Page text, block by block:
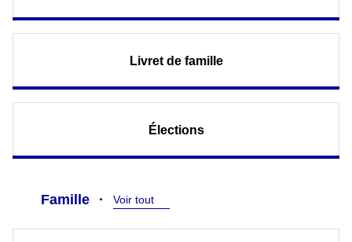
Livret de famille
Élections
Famille Voir tout